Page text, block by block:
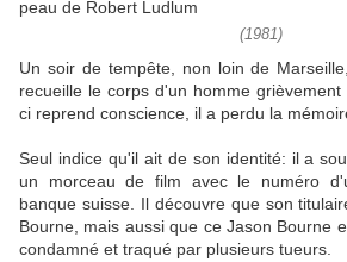
(1981)
Un soir de tempête, non loin de
recueille le corps d'un homme
ci reprend conscience, il a perdu la
Seul indice qu'il ait de son identité: il a
un morceau de film avec le numéro
banque suisse. Il découvre que son
Bourne, mais aussi que ce Jason Bourne
condamné et traqué par plusieurs tueurs.